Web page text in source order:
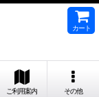
カート
ご利用案内 その他